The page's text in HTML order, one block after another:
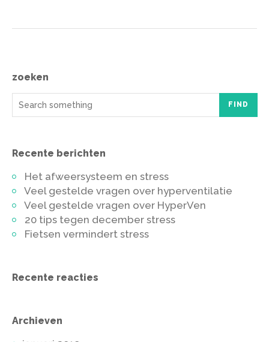
zoeken
FIND
Recente berichten
Het afweersysteem en stress
Veel gestelde vragen over hyperventilatie
Veel gestelde vragen over HyperVen
20 tips tegen december stress
Fietsen vermindert stress
Recente reacties
Archieven